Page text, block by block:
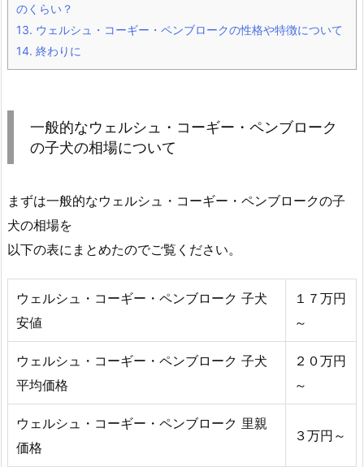
のくらい？
13. ウェルシュ・コーギー・ペンブロークの性格や特徴について
14. 終わりに
一般的なウェルシュ・コーギー・ペンブローク
の子犬の相場について
まずは一般的なウェルシュ・コーギー・ペンブロークの子
犬の相場を
以下の表にまとめたのでご覧ください。
ウェルシュ・コーギー・ペンブローク 子犬
安値
１７万円
～
ウェルシュ・コーギー・ペンブローク 子犬
平均価格
２０万円
～
ウェルシュ・コーギー・ペンブローク 里親
価格
３万円～